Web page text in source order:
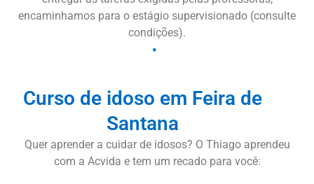
encaminhamos para o estágio supervisionado (consulte
condições).
Curso de idoso em Feira de
Santana
Quer aprender a cuidar de idosos? O Thiago aprendeu
com a Acvida e tem um recado para você: